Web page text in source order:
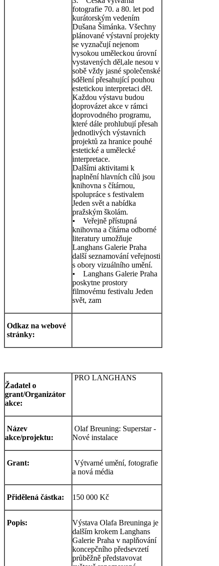
fotografie 70. a 80. let pod
kurátorským vedením
Dušana Šimánka. Všechny
plánované výstavní projekty
se vyznačují nejenom
vysokou uměleckou úrovní
vystavených děl,ale nesou v
sobě vždy jasné společenské
sdělení přesahující pouhou
estetickou interpretaci děl.
Každou výstavu budou
doprovázet akce v rámci
doprovodného programu,
které dále prohlubují přesah
jednotlivých výstavních
projektů za hranice pouhé
estetické a umělecké
interpretace.
Dalšími aktivitami k
naplnění hlavních cílů jsou
knihovna s čítárnou,
spolupráce s festivalem
Jeden svět a nabídka
pražským školám.
• Veřejně přístupná
knihovna a čítárna odborné
literatury umožňuje
Langhans Galerie Praha
další seznamování veřejnosti
s obory vizuálního umění.
• Langhans Galerie Praha
poskytne prostory
filmovému festivalu Jeden
svět, zam
Odkaz na webové
stránky:
Žadatel o
grant/Organizátor
akce:
PRO LANGHANS
Název
akce/projektu:
Olaf Breuning: Superstar -
Nové instalace
Grant:
Výtvarné umění, fotografie
a nová média
Přidělená částka: 150 000 Kč
Popis:
Výstava Olafa Breuninga je
dalším krokem Langhans
Galerie Praha v naplňování
koncepčního předsevzetí
průběžně představovat